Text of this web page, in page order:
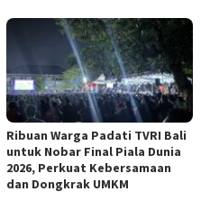
Ribuan Warga Padati TVRI Bali
untuk Nobar Final Piala Dunia
2026, Perkuat Kebersamaan
dan Dongkrak UMKM